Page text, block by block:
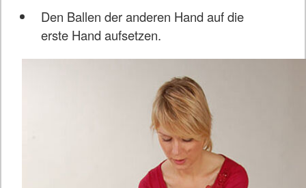
Den Ballen der anderen Hand auf die
erste Hand aufsetzen.